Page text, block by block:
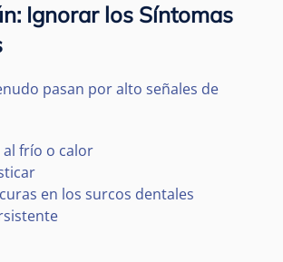
Ignorar los Síntomas
pasan por alto señales de
frío o calor
en los surcos dentales